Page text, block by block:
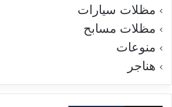
مظلات سيارات
مظلات مسابح
منوعات
هناجر